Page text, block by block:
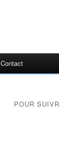
Contact
POUR